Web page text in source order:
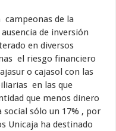
campeonas de la
de inversión
en diversos
el riesgo financiero
o cajasol con las
en las que
que menos dinero
sólo un 17% , por
Unicaja ha destinado